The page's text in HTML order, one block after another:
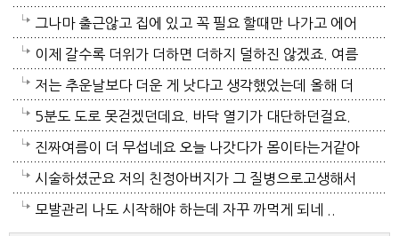
들걸로 보이네요. 다들 에어컨 밤새 돌리고하니요. 저는
12시부터 밤 열시까지만 돌리고 에어컨끄고 선풍기 두
대로 교대로 키고 자네요.
가? 나이먹어서 생고생중 입니다 ㅠㅠㅠㅠ
그나마 출근않고 집에 있고 꼭 필요 할때만 나가고 에어
컨 켜고 있으니 그나마 잘 견디고 있네요 이렇게 에어컨
이 가열되면 지구 온도는 더 올라 갈 것이고 전력은 더
모자날것이고 악순환이죠 그러게요 이제는 변압기 과부
하로 정전이 될까봐 제일 무섭기도 합니다
이제 갈수록 더위가 더하면 더하지 덜하진 않겠죠. 여름
만 없음 좋겠어요. 여름이 무서워요.ㅎ 겨울엔 추움 옷
이래도 껴입고 집에 가만있음 되는데 ..여름은 집을나가
기가 겁나요. 장대비가 한바탕 퍼부움 좋겠네요.
저는 추운날보다 더운 게 낫다고 생각했었는데 올해 더
위는 난생처음 겪는 거라 적응이 안되네요. 제발 비가 쏟
아져서 기온이 내려가면 좋겠어요.
5분도 도로 못걷겠던데요. 바닥 열기가 대단하던걸요.
지하도로 들어가서 병원근처서 또다시 지상으로 올라와
병원갔네요. 두군데를 가느라고 어제그랬죠. 엔간하면
밖에 나가지마요. 쓰러져요.ㅎ쿠팡에서 배달시키고 집
진짜여름이 더 무섭네요 오늘 나갓다가 몸이타는거같아
택시타고 왔어요 당분간 안나가야겠어요 처서가 되면
햇빛도 덜따갑고 더위도 한풀꺽이던데 이러다가 여름나
시술하셨군요 저의 친정아버지가 그 질병으로고생해서
저도 좀 압니다 남자들이 나이먹음 잘 걸리는병이죠 여
모발관리 나도 시작해야 하는데 자꾸 까먹게 되네 ..